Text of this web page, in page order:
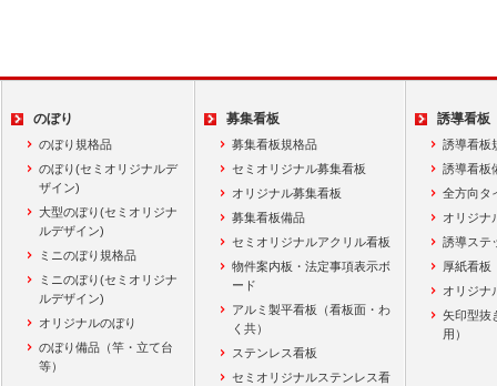
のぼり
のぼり規格品
のぼり(セミオリジナルデ
ザイン)
大型のぼり(セミオリジナ
ルデザイン)
ミニのぼり規格品
ミニのぼり(セミオリジナ
ルデザイン)
オリジナルのぼり
のぼり備品（竿・立て台
等）
募集看板
募集看板規格品
セミオリジナル募集看板
オリジナル募集看板
募集看板備品
セミオリジナルアクリル看板
物件案内板・法定事項表示ボ
ード
アルミ製平看板（看板面・わ
く共）
ステンレス看板
セミオリジナルステンレス看
誘導看板
誘導看板
誘導看板
全方向タ
オリジナ
誘導ステ
厚紙看板
オリジナ
矢印型抜
用）